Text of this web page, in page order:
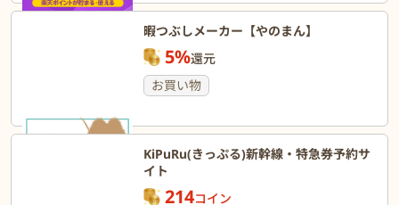
暇つぶしメーカー【やのまん】
5%還元
お買い物
KiPuRu(きっぷる)新幹線・特急券予約サ
イト
214コイン